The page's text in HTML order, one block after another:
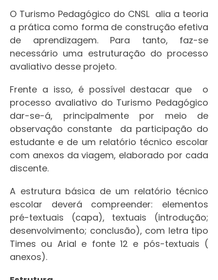
O Turismo Pedagógico do CNSL alia a teoria
a prática como forma de construção efetiva
de aprendizagem. Para tanto, faz-se
necessário uma estruturação do processo
avaliativo desse projeto.
Frente a isso, é possível destacar que o
processo avaliativo do Turismo Pedagógico
dar-se-á, principalmente por meio de
observação constante da participação do
estudante e de um relatório técnico escolar
com anexos da viagem, elaborado por cada
discente.
A estrutura básica de um relatório técnico
escolar deverá compreender: elementos
pré-textuais (capa), textuais (introdução;
desenvolvimento; conclusão), com letra tipo
Times ou Arial e fonte 12 e pós-textuais (
anexos).